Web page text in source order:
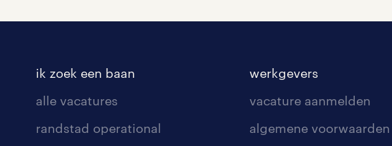
ik zoek een baan
alle vacatures
randstad operational
werkgevers
vacature aanmelden
algemene voorwaarden